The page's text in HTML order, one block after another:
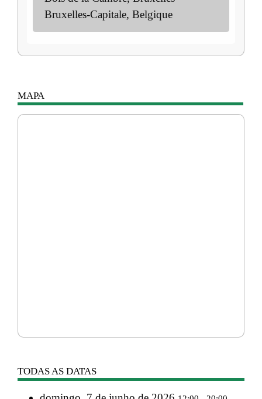
Bruxelles-Capitale, Belgique
MAPA
TODAS AS DATAS